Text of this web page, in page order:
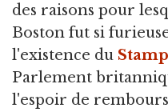
des raisons pour
Boston fut si
l'existence du
Parlement
l'espoir de